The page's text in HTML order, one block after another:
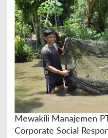
Mewakili Manajemen
Corporate Social